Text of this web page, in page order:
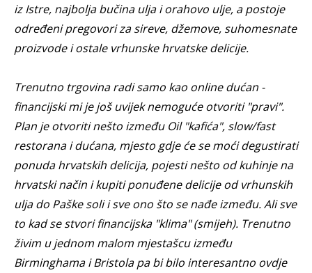
iz Istre, najbolja bučina ulja i orahovo ulje, a postoje
određeni pregovori za sireve, džemove, suhomesnate
proizvode i ostale vrhunske hrvatske delicije.
Trenutno trgovina radi samo kao online dućan -
financijski mi je još uvijek nemoguće otvoriti "pravi".
Plan je otvoriti nešto između Oil "kafića", slow/fast
restorana i dućana, mjesto gdje će se moći degustirati
ponuda hrvatskih delicija, pojesti nešto od kuhinje na
hrvatski način i kupiti ponuđene delicije od vrhunskih
ulja do Paške soli i sve ono što se nađe između. Ali sve
to kad se stvori financijska "klima" (smijeh). Trenutno
živim u jednom malom mjestašcu između
Birminghama i Bristola pa bi bilo interesantno ovdje